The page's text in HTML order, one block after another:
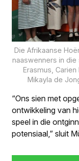
Die Afrikaanse
naaswenners in die
Erasmus, Carien
Mikayla de
“Ons sien met
ontwikkeling van
speel in die
potensiaal,” sluit